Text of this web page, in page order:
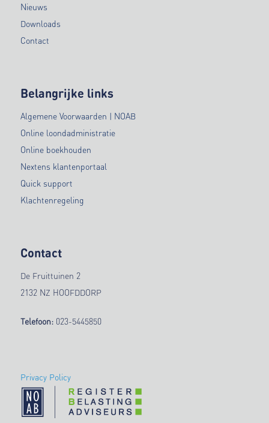
Nieuws
Downloads
Contact
Belangrijke links
Algemene Voorwaarden | NOAB
Online loondadministratie
Online boekhouden
Nextens klantenportaal
Quick support
Klachtenregeling
Contact
De Fruittuinen 2
2132 NZ HOOFDDORP
Telefoon:023-5445850
Privacy Policy